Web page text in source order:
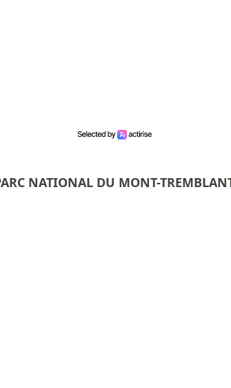
NATIONAL DU MONT-